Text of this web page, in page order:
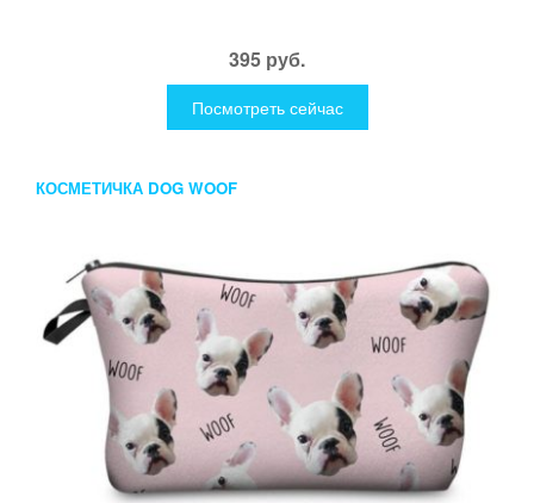
395 руб.
Посмотреть сейчас
КОСМЕТИЧКА DOG WOOF